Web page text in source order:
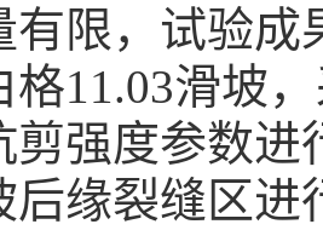
有限，试验
格11.03滑坡
剪强度参数
后缘裂缝区进